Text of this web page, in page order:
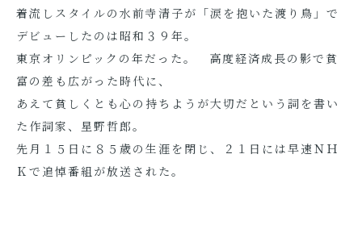
着流しスタイルの水前寺清子が「涙を抱いた渡り鳥」で
デビューしたのは昭和３９年。
東京オリンピックの年だった。 高度経済成長の影で貧
富の差も広がった時代に、
あえて貧しくとも心の持ちようが大切だという詞を書い
た作詞家、星野哲郎。
先月１５日に８５歳の生涯を閉じ、２１日には早速ＮＨ
Ｋで追悼番組が放送された。